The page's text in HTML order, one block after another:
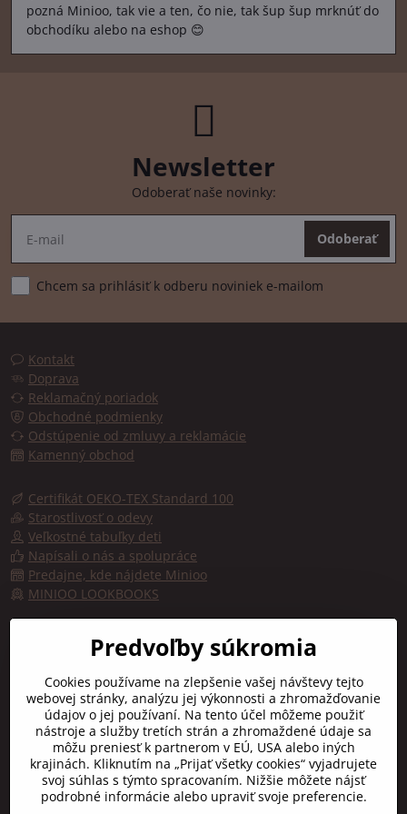
pozná Minioo, tak vie a ten, čo nie, tak šup šup mrknúť do
obchodíku alebo na eshop 😊
Newsletter
Odoberať naše novinky:
Odoberať
Chcem sa prihlásiť k odberu noviniek e-mailom
Kontakt
Doprava
Reklamačný poriadok
Obchodné podmienky
Odstúpenie od zmluvy a reklamácie
Kamenný obchod
Certifikát OEKO-TEX Standard 100
Starostlivosť o odevy
Veľkostné tabuľky deti
Napísali o nás a spolupráce
Predajne, kde nájdete Minioo
MINIOO LOOKBOOKS
Predajňa, kde kúpite značku minioo - Fashion by kids
91701 TRNAVA
Otváracie hodiny:
Pon-Pia:9:00 - 16:30
Sobota:10:00 - 12:00
Nedeľa:zatvorené
júl/august, Pon-Pia: 10:00 - 16:00
Predvoľby súkromia
Cookies používame na zlepšenie vašej návštevy tejto
webovej stránky, analýzu jej výkonnosti a zhromažďovanie
údajov o jej používaní. Na tento účel môžeme použiť
nástroje a služby tretích strán a zhromaždené údaje sa
môžu preniesť k partnerom v EÚ, USA alebo iných
krajinách. Kliknutím na „Prijať všetky cookies“ vyjadrujete
svoj súhlas s týmto spracovaním. Nižšie môžete nájsť
podrobné informácie alebo upraviť svoje preferencie.